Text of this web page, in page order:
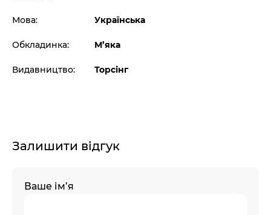
Мова: Українська
Обкладинка: М’яка
Видавництво: Торсінг
Залишити відгук
Ваше ім’я